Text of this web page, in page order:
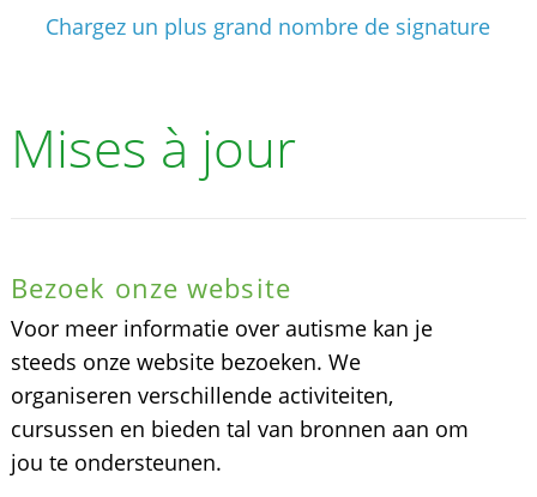
Chargez un plus grand nombre de signature
Mises à jour
Bezoek onze website
Voor meer informatie over autisme kan je
steeds onze website bezoeken. We
organiseren verschillende activiteiten,
cursussen en bieden tal van bronnen aan om
jou te ondersteunen.